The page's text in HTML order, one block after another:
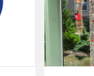
pokyčiai
gimnazijoje